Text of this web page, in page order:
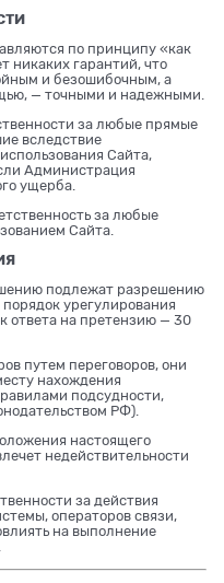
по принципу «как
никаких гарантий, что
и безошибочным, а
— точными и надежными.
за любые прямые
вследствие
Сайта,
Администрация
ущерба.
за любые
Сайта.
подлежат разрешению
урегулирования
ответа на претензию — 30
путем переговоров, они
нахождения
подсудности,
РФ).
настоящего
недействительности
за действия
операторов связи,
на выполнение